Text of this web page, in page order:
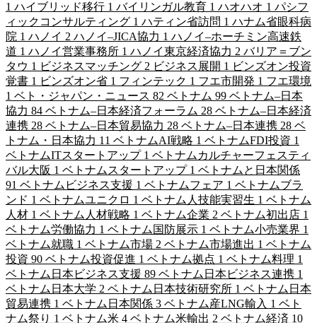
1 ハイブリッド移行 1 バイリンガル教育 1 ハオハオ 1 パシフ
ィックコンサルティング 1 ハティン省訪問 1 ハナム省眼科病
院 1 ハノイ 2 ハノイ–JICA協力 1 ハノイ–ホーチミン高速鉄
道 1 ハノイ営業事務所 1 ハノイ東京経済協力 2 バリア＝ブン
タウ 1 ビジネスマッチング 2 ビジネス展開 1 ビンズオン投資
覚書 1 ビンズオン省 1 フィンテック 1 フエ市開発 1 フエ環境
1 ベト・ジャパン・ニュース 82 ベトナム 99 ベトナム–日本
協力 84 ベトナム–日本経済フォーラム 28 ベトナム–日本経済
連携 28 ベトナム–日本貿易協力 28 ベトナム–日本連携 28 ベ
トナム・日本協力 11 ベトナムAI戦略 1 ベトナムFDI投資 1
ベトナムITスタートアップ 1 ベトナムカルチャーフェスティ
バル大阪 1 ベトナムスタートアップ 1 ベトナムと日本関係
91 ベトナムビジネス支援 1 ベトナムフェア 1 ベトナムブラ
ンド 1 ベトナムユニクロ 1 ベトナム人技能実習生 1 ベトナム
人材 1 ベトナム人材戦略 1 ベトナム企業 2 ベトナム初出店 1
ベトナム労働協力 1 ベトナム国防展示 1 ベトナム小売業界 1
ベトナム就職 1 ベトナム市場 2 ベトナム市場進出 1 ベトナム
投資 90 ベトナム投資促進 1 ベトナム拠点 1 ベトナム料理 1
ベトナム日本ビジネス支援 89 ベトナム日本ビジネス連携 1
ベトナム日本大学 2 ベトナム日本技術研究所 1 ベトナム日本
貿易連携 1 ベトナム日本関係 3 ベトナム産LNG輸入 1 ベト
ナム祭り 1 ベトナム米 4 ベトナム米輸出 2 ベトナム経済 10